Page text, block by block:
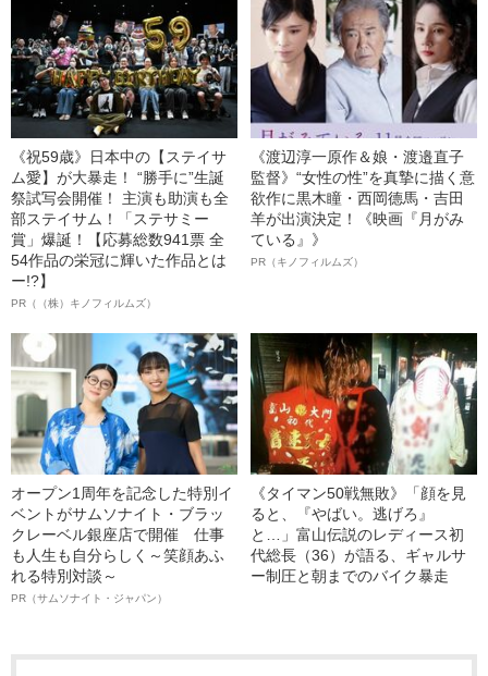
《祝59歳》日本中の【ステイサ
ム愛】が大暴走！ “勝手に”生誕
祭試写会開催！ 主演も助演も全
部ステイサム！「ステサミー
賞」爆誕！【応募総数941票 全
54作品の栄冠に輝いた作品とは
ー!?】
PR（（株）キノフィルムズ）
《渡辺淳一原作＆娘・渡邉直子
監督》“女性の性”を真摯に描く意
欲作に黒木瞳・西岡德馬・吉田
羊が出演決定！《映画『月がみ
ている』》
PR（キノフィルムズ）
オープン1周年を記念した特別イ
ベントがサムソナイト・ブラッ
クレーベル銀座店で開催 仕事
も人生も自分らしく～笑顔あふ
れる特別対談～
PR（サムソナイト・ジャパン）
《タイマン50戦無敗》「顔を見
ると、『やばい。逃げろ』
と…」富山伝説のレディース初
代総長（36）が語る、ギャルサ
ー制圧と朝までのバイク暴走